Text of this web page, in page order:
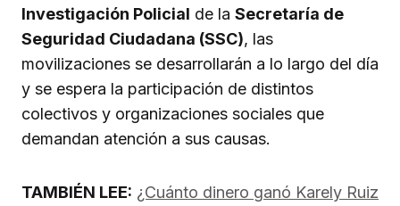
Investigación Policial de la Secretaría de
Seguridad Ciudadana (SSC), las
movilizaciones se desarrollarán a lo largo del día
y se espera la participación de distintos
colectivos y organizaciones sociales que
demandan atención a sus causas.
TAMBIÉN LEE: ¿Cuánto dinero ganó Karely Ruiz